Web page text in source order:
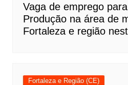
Vaga de emprego
Produção na área de
Fortaleza e região
Fortaleza e Região (CE)